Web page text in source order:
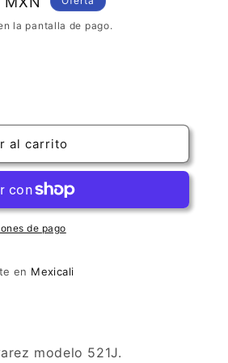
la pantalla de pago.
al carrito
de pago
en Mexicali
modelo 521J.